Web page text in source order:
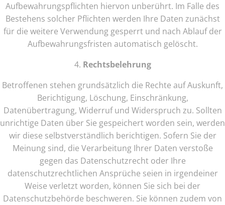
Aufbewahrungspflichten hiervon unberührt. Im Falle des
Bestehens solcher Pflichten werden Ihre Daten zunächst
für die weitere Verwendung gesperrt und nach Ablauf der
Aufbewahrungsfristen automatisch gelöscht.
4. Rechtsbelehrung
Betroffenen stehen grundsätzlich die Rechte auf Auskunft,
Berichtigung, Löschung, Einschränkung,
Datenübertragung, Widerruf und Widerspruch zu. Sollten
unrichtige Daten über Sie gespeichert worden sein, werden
wir diese selbstverständlich berichtigen. Sofern Sie der
Meinung sind, die Verarbeitung Ihrer Daten verstoße
gegen das Datenschutzrecht oder Ihre
datenschutzrechtlichen Ansprüche seien in irgendeiner
Weise verletzt worden, können Sie sich bei der
Datenschutzbehörde beschweren. Sie können zudem von